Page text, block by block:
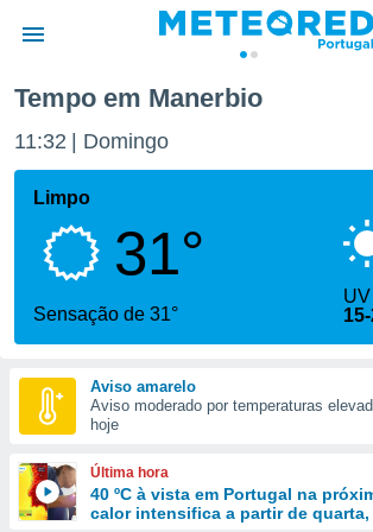
da
foi
fornecidas
a este
das
e
forma
digital
Tempo em Manerbio
11:32 Domingo
Limpo
31°
Sensação de 31°
Aviso amarelo
Aviso moderado por temperaturas
hoje
Última hora
40 ºC à vista em Portugal na
calor intensifica a partir de quarta,